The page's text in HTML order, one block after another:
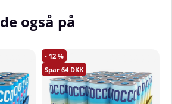
også på
12
64